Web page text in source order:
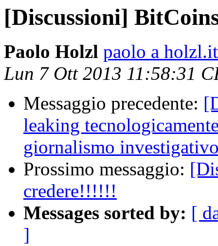
[Discussioni]
Paolo Holzl paolo a holzl.it
Lun 7 Ott 2013 11:58:31
Messaggio precedente:
leaking
giornalismo
Prossimo messaggio:
credere!!!!!!
Messages sorted by: [
]